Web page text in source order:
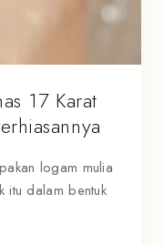
17 Karat
logam mulia
itu dalam bentuk